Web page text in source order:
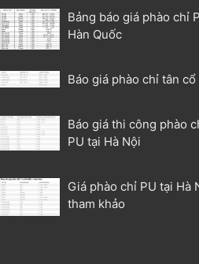
Bảng báo giá phào chỉ
Hàn Quốc
Báo giá phào chỉ tân
Báo giá thi công phào
PU tại Hà Nội
Giá phào chỉ PU tại Hà
tham khảo